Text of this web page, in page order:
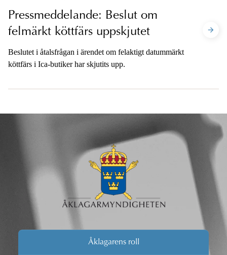
Pressmeddelande: Beslut om
felmärkt köttfärs uppskjutet
Beslutet i åtalsfrågan i ärendet om felaktigt datummärkt
köttfärs i Ica-butiker har skjutits upp.
Åklagarens roll